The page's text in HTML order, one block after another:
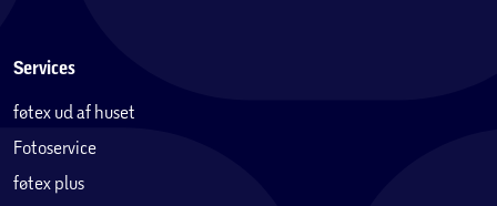
Services
føtex ud af huset
Fotoservice
føtex plus